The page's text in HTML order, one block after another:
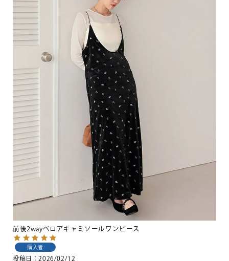
前後2wayベロアキャミソールワンピース
購入者
投稿日 2026/02/12